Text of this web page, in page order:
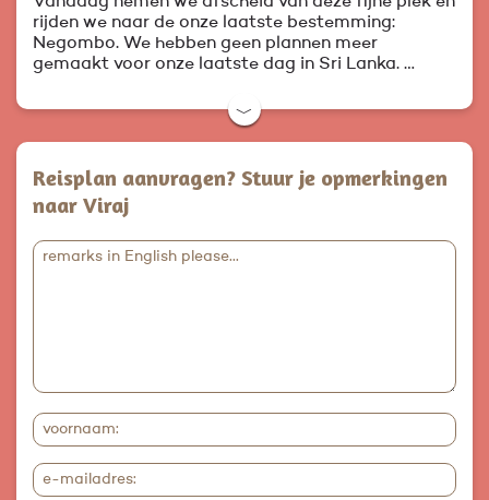
rijden we naar de onze laatste bestemming:
Negombo. We hebben geen plannen meer
gemaakt voor onze laatste dag in Sri Lanka. …
﹀
Reisplan aanvragen? Stuur je opmerkingen
naar Viraj